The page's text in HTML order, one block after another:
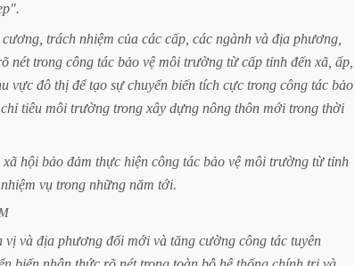
cương, trách nhiệm của các cấp, các ngành và địa phương,
nét trong công tác bảo vệ môi trường từ cấp tỉnh đến xã, ấp,
vực đô thị để tạo sự chuyển biến tích cực trong công tác bảo
chỉ tiêu môi trường trong xây dựng nông thôn mới trong thời
xã hội bảo đảm thực hiện công tác bảo vệ môi trường từ tỉnh
nhiệm vụ trong những năm tới.
vị và địa phương đổi mới và tăng cường công tác tuyên